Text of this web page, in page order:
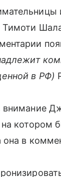
Тимоти
в РФ)
на котором
в